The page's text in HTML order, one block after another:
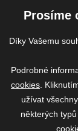
Prosíme
Díky Vašemu
Podrobné
cookies .
užívat
některých